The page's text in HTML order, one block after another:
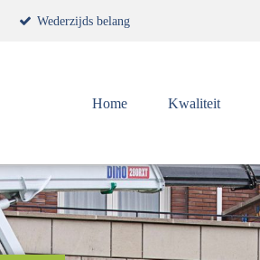
Wederzijds belang
Home Kwaliteit